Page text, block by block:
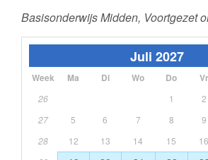
Basisonderwijs Midden, Voortgezet
Juli 2027
Week Ma Di Wo Do Vr
26 1 2
27
5 6 7 8 9
28
12 13 14 15 16